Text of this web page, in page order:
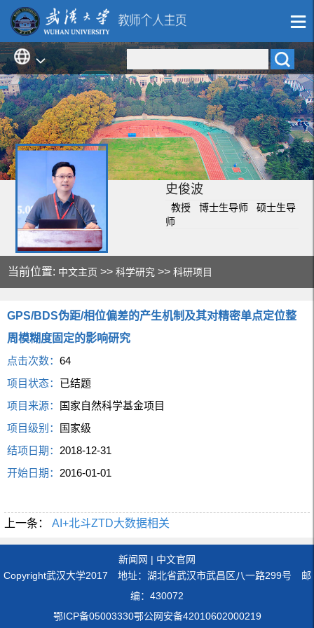
史俊波
教授 博士生导师 硕士生导
师
当前位置: 中文主页 >>科学研究 >>科研项目
GPS/BDS伪距/相位偏差的产生机制及其对精密单点定位整
周模糊度固定的影响研究
点击次数：64
项目状态： 已结题
项目来源： 国家自然科学基金项目
项目级别： 国家级
结项日期： 2018-12-31
开始日期： 2016-01-01
上一条： AI+北斗ZTD大数据相关
新闻网 | 中文官网
Copyright武汉大学2017 地址：湖北省武汉市武昌区八一路299号 邮
编：430072
鄂ICP备05003330鄂公网安备42010602000219